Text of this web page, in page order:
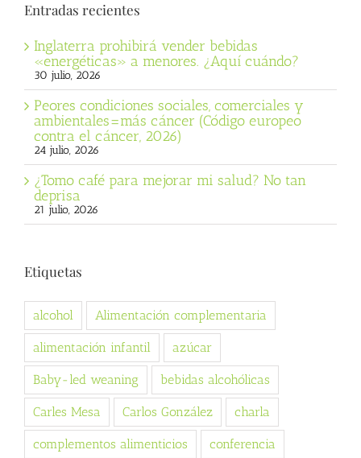
Entradas recientes
Inglaterra prohibirá vender bebidas
«energéticas» a menores. ¿Aquí cuándo?
30 julio, 2026
Peores condiciones sociales, comerciales y
ambientales=más cáncer (Código europeo
contra el cáncer, 2026)
24 julio, 2026
¿Tomo café para mejorar mi salud? No tan
deprisa
21 julio, 2026
Etiquetas
alcohol Alimentación complementaria
alimentación infantil azúcar
Baby-led weaning bebidas alcohólicas
Carles Mesa Carlos González charla
complementos alimenticios conferencia